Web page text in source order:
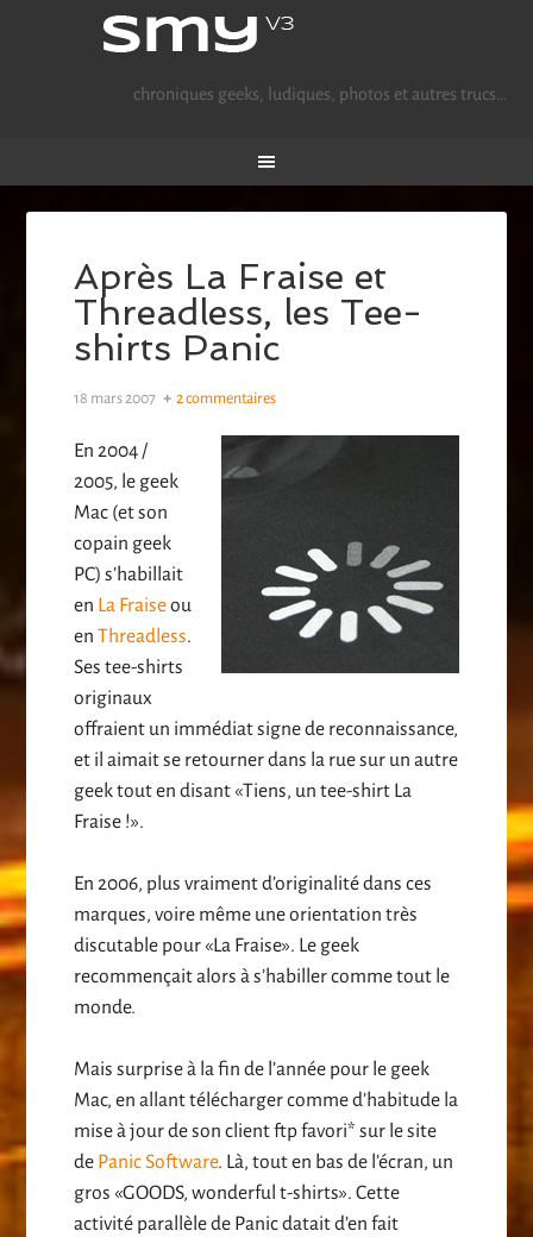
chroniques geeks, ludiques, photos et autres trucs…
Après La Fraise et
Threadless, les Tee-
shirts Panic
18 mars 2007 2 commentaires
En 2004 /
2005, le geek
Mac (et son
copain geek
PC) s’habillait
en La Fraiseou
enThreadless.
Ses tee-shirts
originaux
offraient un immédiat signe de reconnaissance,
et il aimait se retourner dans la rue sur un autre
geek tout en disant «Tiens, un tee-shirt La
Fraise !».
En 2006, plus vraiment d’originalité dans ces
marques, voire même une orientation très
discutable pour «La Fraise». Le geek
recommençait alors à s’habiller comme tout le
monde.
Mais surprise à la fin de l’année pour le geek
Mac, en allant télécharger comme d’habitude la
mise à jour de son client ftp favori* sur le site
de Panic Software. Là, tout en bas de l’écran, un
gros «GOODS, wonderful t-shirts». Cette
activité parallèle de Panic datait d’en fait